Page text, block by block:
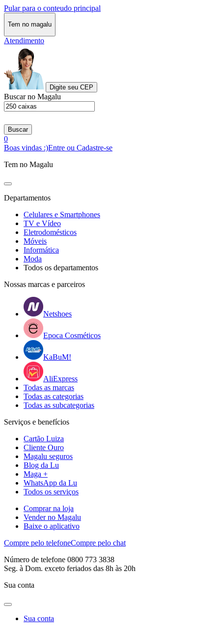
Pular para o conteudo principal
Tem no magalu
Atendimento
Digite seu CEP
Buscar no Magalu
Buscar
0
Boas vindas :)Entre ou Cadastre-se
Tem no Magalu
Departamentos
Celulares e Smartphones
TV e Vídeo
Eletrodomésticos
Móveis
Informática
Moda
Todos os departamentos
Nossas marcas e parceiros
Netshoes
Epoca Cosméticos
KaBuM!
AliExpress
Todas as marcas
Todas as categorias
Todas as subcategorias
Serviços e benefícios
Cartão Luiza
Cliente Ouro
Magalu seguros
Blog da Lu
Maga +
WhatsApp da Lu
Todos os serviços
Comprar na loja
Vender no Magalu
Baixe o aplicativo
Compre pelo telefoneCompre pelo chat
Número de telefone 0800 773 3838
Seg. à Dom. exceto feriados das 8h às 20h
Sua conta
Sua conta